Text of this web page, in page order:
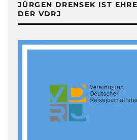
JÜRGEN DRENSEK IST
DER VDRJ